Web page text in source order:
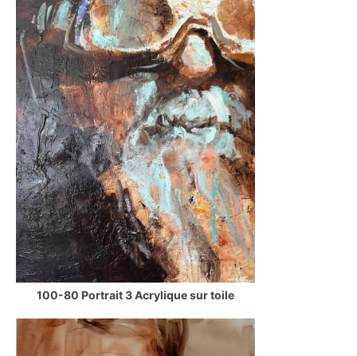
100-80 Portrait 3 Acrylique sur toile